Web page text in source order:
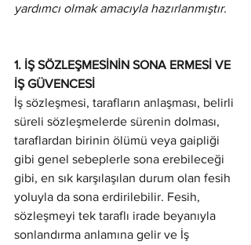
yardımcı olmak amacıyla hazırlanmıştır.
1. İŞ SÖZLEŞMESİNİN SONA ERMESİ VE
İŞ GÜVENCESİ
İş sözleşmesi, tarafların anlaşması, belirli
süreli sözleşmelerde sürenin dolması,
taraflardan birinin ölümü veya gaipliği
gibi genel sebeplerle sona erebileceği
gibi, en sık karşılaşılan durum olan fesih
yoluyla da sona erdirilebilir. Fesih,
sözleşmeyi tek taraflı irade beyanıyla
sonlandırma anlamına gelir ve İş